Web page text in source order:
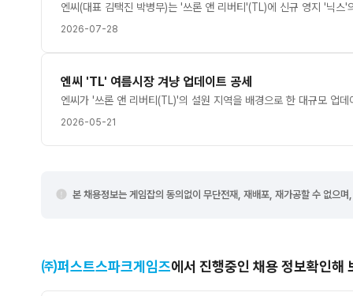
2026-07-28
엔씨 'TL' 여름시장 겨냥 업데이트 공세
2026-05-21
본 채용정보는 게임잡의 동의없이 무단전재, 재배포, 재가공할 수 없으
㈜퍼스트스파크게임즈에서 진행중인 채용 정보확인해